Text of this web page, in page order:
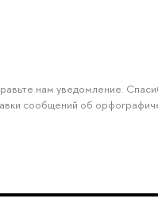
нам уведомление.
сообщений об